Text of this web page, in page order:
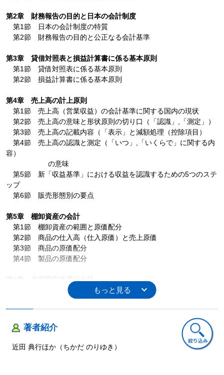
第2章 財務報告の目的と日本の会計制度
第1節 日本の会計制度の特質
第2節 財務報告の目的と公正なる会計基準
第3章 貸借対照表と損益計算書に係る基本原則
第1節 貸借対照表に係る基本原則
第2節 損益計算書に係る基本原則
第4章 売上高の計上原則
第1節 売上高（営業収益）の会計基準に関する国内の現状
第2節 売上高の意味と形状原則の切り口（「認識」,「測定」）
第3節 売上高の記載内容（「表示」と減額処理（控除項目）
第4節 売上高の認識と測定（「いつ」,「いくらで」に関する内
容）
の意味
第5節 新「収益基準」における収益を認識するための5つのステ
ップ
第6節 販売形態別の要点
第5章 棚卸資産の会計
第1節 棚卸資産の範囲と原価配分
第2節 商品の仕入高（仕入原価）と売上原価
第3節 商品の原価配分
第4節 製品の原価配分
第6章 有形固定資産の会計
第1節 有形固定資産の意義
第2節 有形固定資産の取得原価の決定
第3節 減価償却
第4節 修繕と改良
第5節 資産除去費用
第6節 リース取引
第7節 減損処理
著者紹介
近田 典行ほか（ちかだ のりゆき）